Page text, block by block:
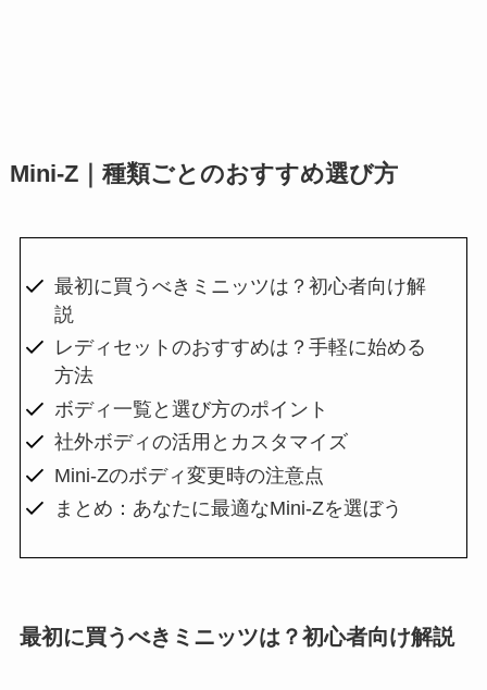
Mini-Z｜種類ごとのおすすめ選び方
最初に買うべきミニッツは？初心者向け解
説
レディセットのおすすめは？手軽に始める
方法
ボディ一覧と選び方のポイント
社外ボディの活用とカスタマイズ
Mini-Zのボディ変更時の注意点
まとめ：あなたに最適なMini-Zを選ぼう
最初に買うべきミニッツは？初心者向け解説